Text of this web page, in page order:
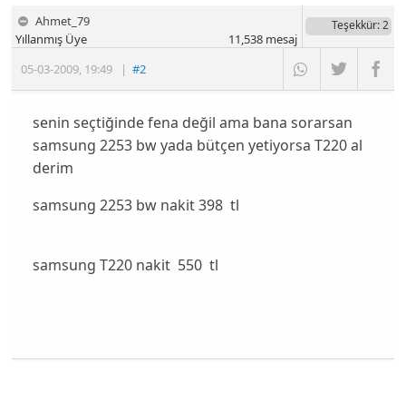
Ahmet_79
05-03-2009, 19:49 |#2
Yıllanmış Üye
Teşekkür: 2
11,538mesaj
senin seçtiğinde fena değil ama bana sorarsan
samsung 2253 bw yada bütçen yetiyorsa T220 al
derim
samsung 2253 bw nakit 398 tl
samsung T220 nakit 550 tl